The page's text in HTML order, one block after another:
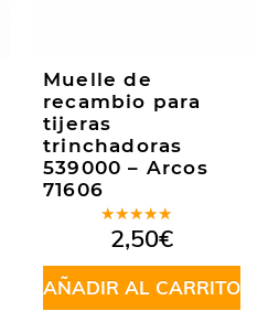
Muelle de
recambio para
tijeras
trinchadoras
539000 – Arcos
71606
Valorado
en4.75
de 5
2,50€
AÑADIR AL CARRITO